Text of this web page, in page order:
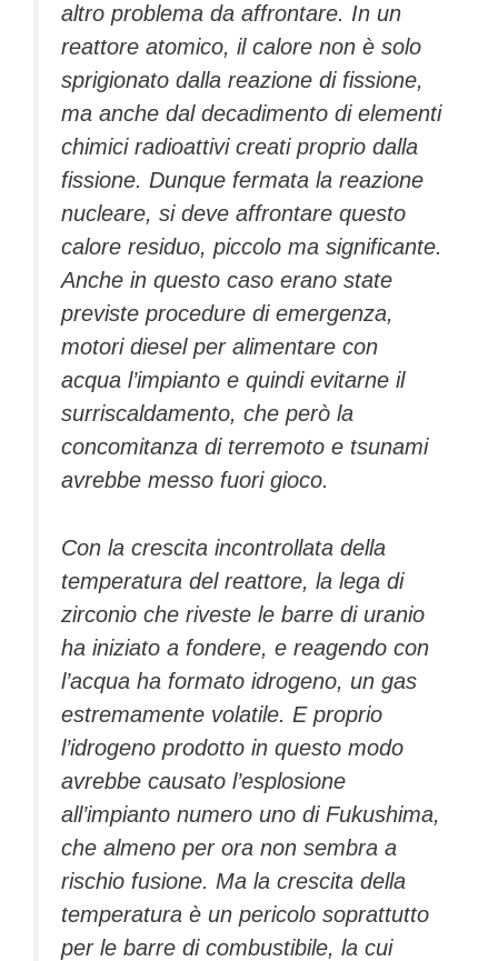
altro problema da affrontare. In un
reattore atomico, il calore non è solo
sprigionato dalla reazione di fissione,
ma anche dal decadimento di elementi
chimici radioattivi creati proprio dalla
fissione. Dunque fermata la reazione
nucleare, si deve affrontare questo
calore residuo, piccolo ma significante.
Anche in questo caso erano state
previste procedure di emergenza,
motori diesel per alimentare con
acqua l’impianto e quindi evitarne il
surriscaldamento, che però la
concomitanza di terremoto e tsunami
avrebbe messo fuori gioco.
Con la crescita incontrollata della
temperatura del reattore, la lega di
zirconio che riveste le barre di uranio
ha iniziato a fondere, e reagendo con
l’acqua ha formato idrogeno, un gas
estremamente volatile. E proprio
l’idrogeno prodotto in questo modo
avrebbe causato l’esplosione
all’impianto numero uno di Fukushima,
che almeno per ora non sembra a
rischio fusione. Ma la crescita della
temperatura è un pericolo soprattutto
per le barre di combustibile, la cui